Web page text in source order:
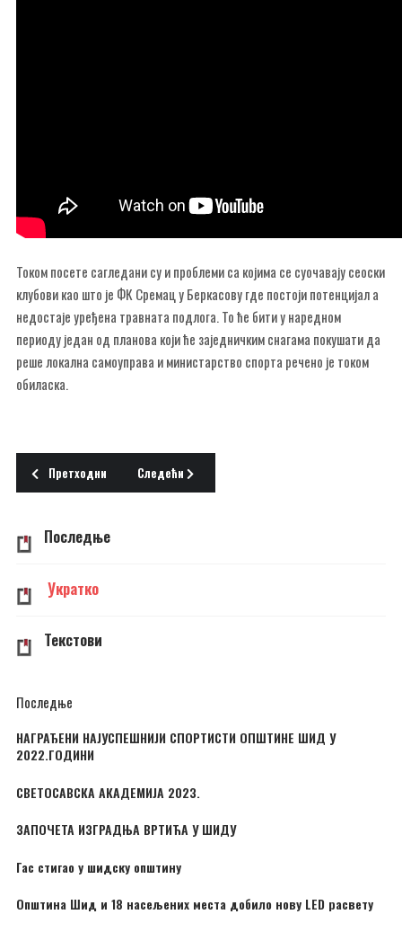
Током посете сагледани су и проблеми са којима се суочавају сеоски
клубови као што је ФК Сремац у Беркасову где постоји потенцијал а
недостаје уређена травната подлога. То ће бити у наредном
периоду један од планова који ће заједничким снагама покушати да
реше локална самоуправа и министарство спорта речено је током
обиласка.
Претходни чланак: 24. СРЕМСКА ВИНИЈАДА
Претходни Следећи чланак: 22. Сремска свињокоља и
Следећи
Последње
Укратко
Текстови
Последње
НАГРАЂЕНИ НАЈУСПЕШНИЈИ СПОРТИСТИ ОПШТИНЕ ШИД У
2022.ГОДИНИ
СВЕТОСАВСКА АКАДЕМИЈА 2023.
ЗАПОЧЕТА ИЗГРАДЊА ВРТИЋА У ШИДУ
Гас стигао у шидску општину
Општина Шид и 18 насељених места добило нову LED расвету